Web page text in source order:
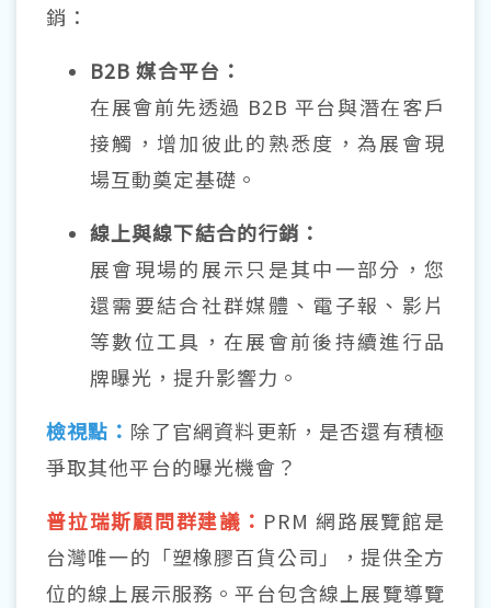
銷：
B2B 媒合平台：
在展會前先透過 B2B 平台與潛在客戶
接觸，增加彼此的熟悉度，為展會現
場互動奠定基礎。
線上與線下結合的行銷：
展會現場的展示只是其中一部分，您
還需要結合社群媒體、電子報、影片
等數位工具，在展會前後持續進行品
牌曝光，提升影響力。
檢視點： 除了官網資料更新，是否還有積極
爭取其他平台的曝光機會？
普拉瑞斯顧問群建議： PRM 網路展覽館是
台灣唯一的「塑橡膠百貨公司」，提供全方
位的線上展示服務。平台包含線上展覽導覽